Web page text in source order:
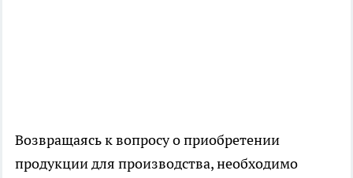
Возвращаясь к вопросу о приобретении
продукции для производства, необходимо